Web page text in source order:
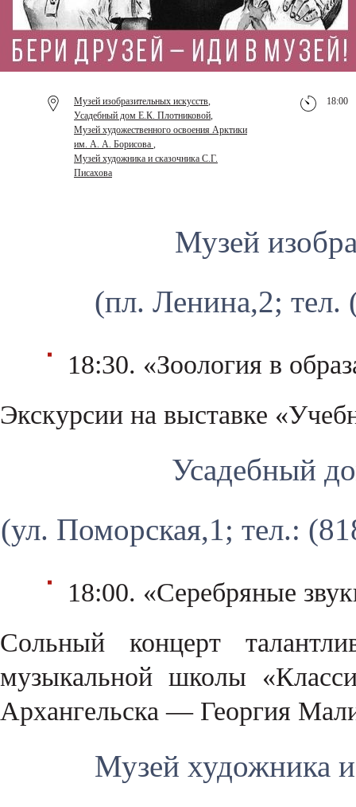
Музей изобразительных искусств,
Усадебный дом Е.К. Плотниковой,
Музей художественного освоения Арктики
им. А. А. Борисова ,
Музей художника и сказочника С.Г.
Писахова
18:00
Музей
(пл. Ленина,2;
18:30. «Зоология в
Экскурсии на выставке
Усадебный
(ул. Поморская,1; тел.:
18:00. «Серебряные
Сольный концерт
музыкальной школы
Архангельска — Георгия
Музей художника